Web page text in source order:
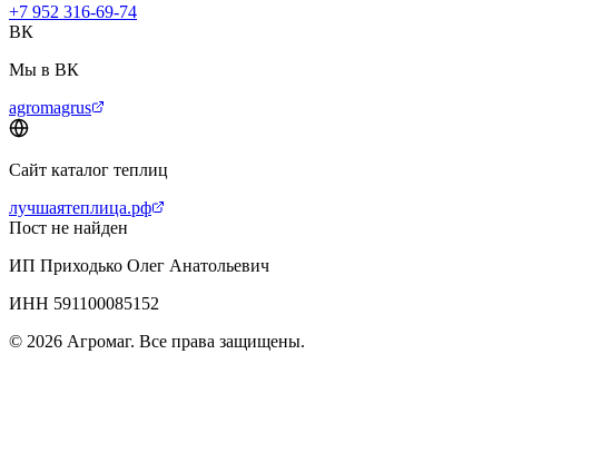
+7 952 316-69-74
ВК
Мы в ВК
agromagrus
Сайт каталог теплиц
лучшаятеплица.рф
Пост не найден
ИП Приходько Олег Анатольевич
ИНН 591100085152
© 2026 Агромаг. Все права защищены.